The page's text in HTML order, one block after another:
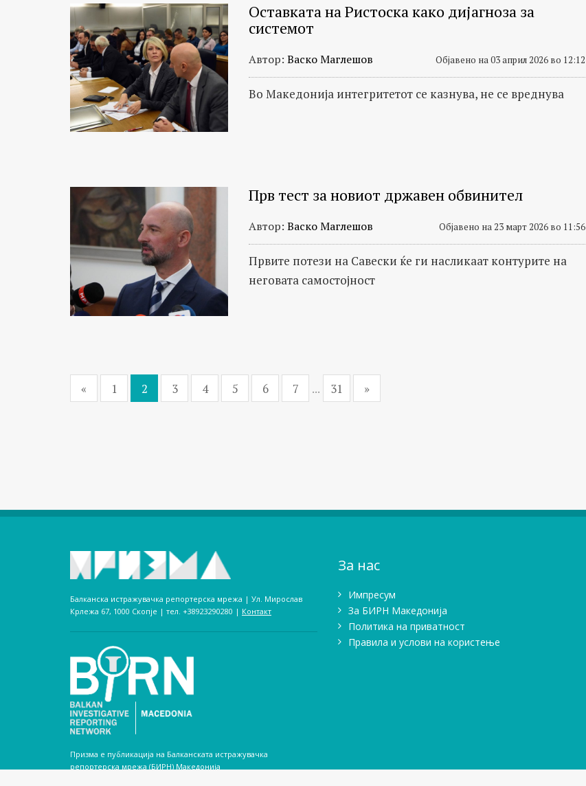
Остaвката на Ристоска како дијагноза за
системот
Автор: Васко Маглешов Објавено на 03 април 2026 во 12:12
Во Македонија интегритетот се казнува, не се вреднува
Прв тест за новиот државен обвинител
Автор: Васко Маглешов Објавено на 23 март 2026 во 11:56
Првите потези на Савески ќе ги насликаат контурите на
неговата самостојност
« 1 2 3 4 5 6 7 ... 31 »
Балканска истражувачка репортерска мрежа | Ул. Мирослав
Крлежа 67, 1000 Скопје | тел. +38923290280­ | Контакт
Призма е публикација на Балканската истражувачка
репортерска мрежа (БИРН) Македонија
За нас
Импресум
Зa БИРН Македонија
Политика на приватност
Правила и услови на користење